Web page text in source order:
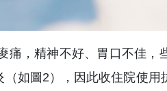
，精神不好、胃口不佳，
如圖2），因此收住院使用